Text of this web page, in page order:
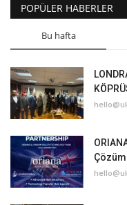
POPÜLER HABERLER
Bu hafta